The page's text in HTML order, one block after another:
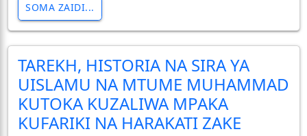
SOMA ZAIDI...
TAREKH, HISTORIA NA SIRA YA
UISLAMU NA MTUME MUHAMMAD
KUTOKA KUZALIWA MPAKA
KUFARIKI NA HARAKATI ZAKE